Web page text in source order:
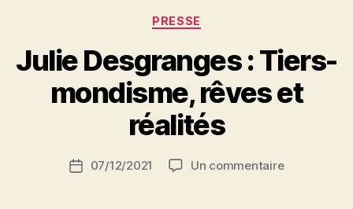
Catégories
PRESSE
Julie Desgranges : Tiers-
mondisme, rêves et
réalités
Auteur
de
P
a
S
N
Date07/12/2021 Un commentairesur